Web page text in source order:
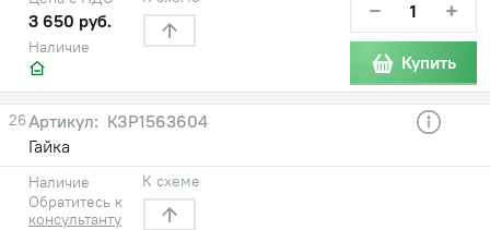
Наличие
3 650 руб. − +
Купить
26
КЗР1563604
Гайка
Наличие
Обратитесь к
консультанту
К схеме